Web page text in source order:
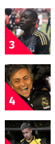
3
4